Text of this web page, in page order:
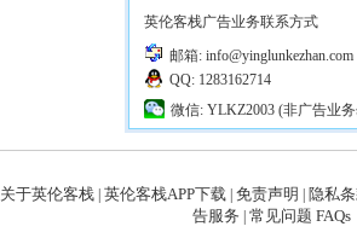
英伦客栈广告业务联系方式
邮箱: info@yinglunkezhan.com
QQ: 1283162714
微信: YLKZ2003 (非广告业
关于英伦客栈 英伦客栈APP下载 免责声明 隐私
告服务 常见问题 FAQs